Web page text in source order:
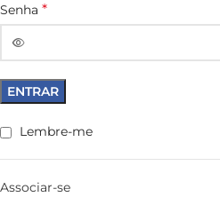
Senha *
ENTRAR
Lembre-me
Associar-se